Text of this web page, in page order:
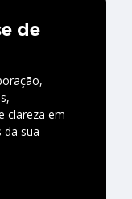
de
clareza em
da sua